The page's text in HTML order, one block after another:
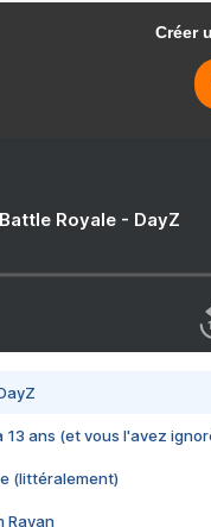
Créer
Royale - DayZ
13 ans (et vous l'avez
(littéralement)
Rayan